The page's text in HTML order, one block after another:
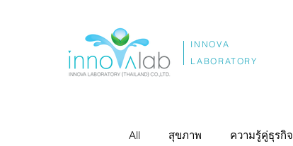
INNOVA
LABORATORY
All สุขภาพ ความรู้คู่ธุรกิจ